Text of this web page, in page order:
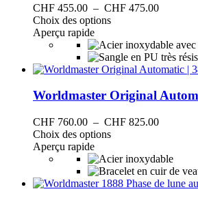
CHF 455.00 – CHF 475.00Plage
CHF
à
CHF
Choix des optionsCe
a
plusieurs
variations.
options
peuvent
être
choisies
la
page
du
produit
Aperçu rapide
Worldmaster Original
CHF 760.00 – CHF 825.00Plage
CHF
à
CHF
Choix des optionsCe
a
plusieurs
variations.
Aperçu rapide